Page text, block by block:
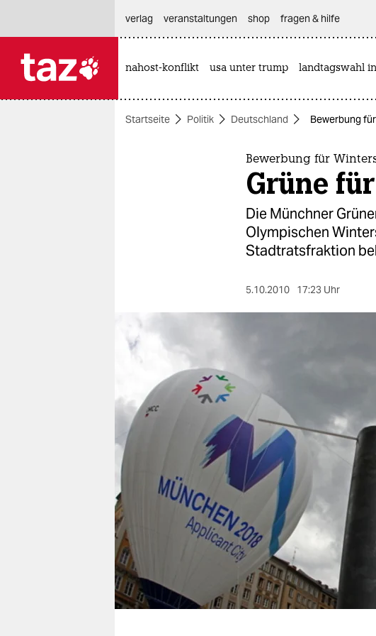
themen
berlin
nord
wahrheit
verlag
verlag
veranstaltungen
fragen & hilfe
unterstützen
abo
genossenschaft
verlag
veranstaltungen shop fragen & hilfe
nahost-konflikt usa unter trump landtagswahl
Startseite Politik Deutschland Bewerbung
Bewerbung für
Grüne
Die Münchner
Olympischen
Stadtratsfraktion
5.10.2010 17:23 Uhr